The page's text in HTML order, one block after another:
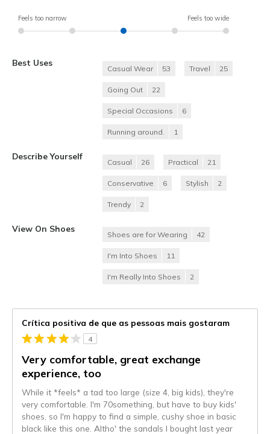
Feels too narrow Feels too wide
Best Uses
Casual Wear 53 Travel 25
Going Out 22
Special Occasions 6
Running around. 1
Describe Yourself
Casual 26 Practical 21
Conservative 6 Stylish 2
Trendy 2
View On Shoes
Shoes are for Wearing 42
I'm Into Shoes 11
I'm Really Into Shoes 2
Crítica positiva de que as pessoas mais gostaram
4
Very comfortable, great exchange
experience, too
While it *feels* a tad too large (size 4, big kids), they're
very comfortable. I'm 70something, but have to buy kids'
shoes, so I'm happy to find a simple, cushy shoe in basic
black like this one. Altho' the sandals I bought last year